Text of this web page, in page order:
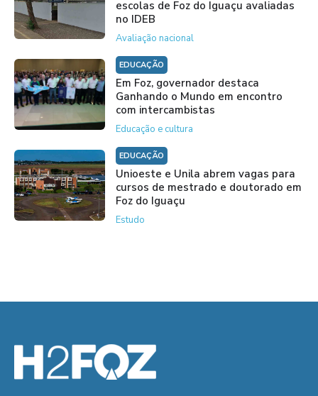
escolas de Foz do Iguaçu avaliadas
no IDEB
Avaliação nacional
EDUCAÇÃO
Em Foz, governador destaca
Ganhando o Mundo em encontro
com intercambistas
Educação e cultura
EDUCAÇÃO
Unioeste e Unila abrem vagas para
cursos de mestrado e doutorado em
Foz do Iguaçu
Estudo